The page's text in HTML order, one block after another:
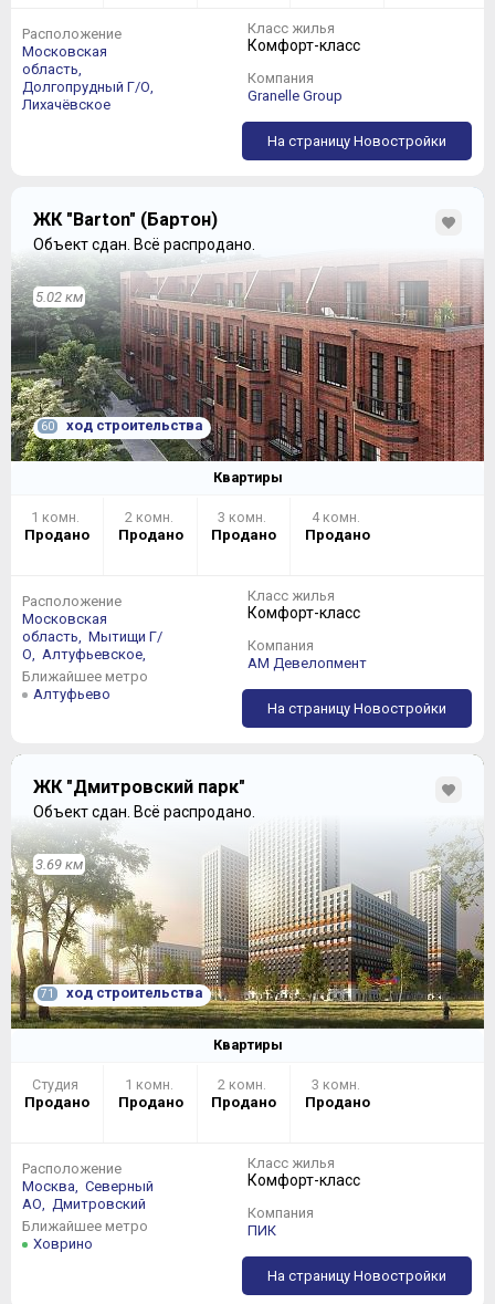
Расположение
Московская
область,
Долгопрудный Г/О,
Лихачёвское
Класс жилья
Комфорт-класс
Компания
Granelle Group
На страницу Новостройки
ЖК "Barton" (Бартон)
Объект сдан. Всё распродано.
5.02 км
60 ход строительства
Квартиры
1 комн.
Продано
2 комн.
Продано
3 комн.
Продано
4 комн.
Продано
Расположение
Московская
область, Мытищи Г/
О, Алтуфьевское,
Ближайшее метро
Алтуфьево
Класс жилья
Комфорт-класс
Компания
АМ Девелопмент
На страницу Новостройки
ЖК "Дмитровский парк"
Объект сдан. Всё распродано.
3.69 км
71 ход строительства
Квартиры
Студия
Продано
1 комн.
Продано
2 комн.
Продано
3 комн.
Продано
Расположение
Москва, Северный
АО, Дмитровский
Ближайшее метро
Ховрино
Класс жилья
Комфорт-класс
Компания
ПИК
На страницу Новостройки